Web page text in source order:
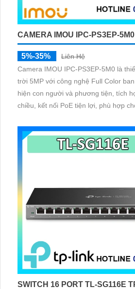
CAMERA IMOU IPC-PS3EP-5M0
5%-35%
Liên Hệ
Camera IMOU IPC-PS3EP-5M0 là
trời 5MP với công nghệ Full Color
hiện con người và phương tiện, tích
chiều, kết nối PoE tiện lợi, phù hợp
SWITCH 16 PORT TL-SG116E